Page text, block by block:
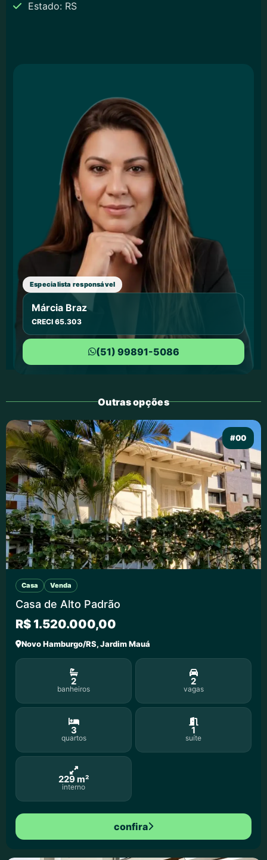
Estado: RS
Especialista responsável
Márcia Braz
CRECI 65.303
(51) 99891-5086
Outras opções
#00
Casa Venda
Casa de Alto Padrão
R$ 1.520.000,00
Novo Hamburgo/RS, Jardim Mauá
2
banheiros
2
vagas
3
quartos
1
suíte
229 m²
interno
confira